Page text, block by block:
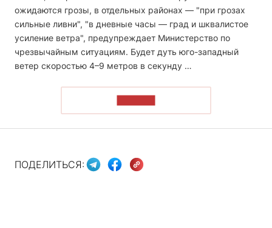
ожидаются грозы, в отдельных районах — "при грозах
сильные ливни", "в дневные часы — град и шквалистое
усиление ветра", предупреждает Министерство по
чрезвычайным ситуациям. Будет дуть юго-западный
ветер скоростью 4–9 метров в секунду …
ПОДЕЛИТЬСЯ: